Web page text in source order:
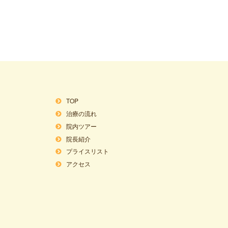
TOP
治療の流れ
院内ツアー
院長紹介
プライスリスト
アクセス